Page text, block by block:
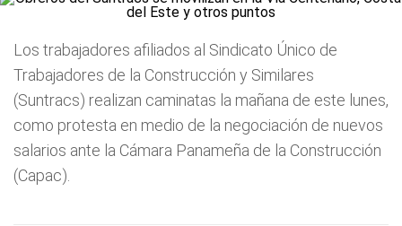
Los trabajadores afiliados al Sindicato Único de
Trabajadores de la Construcción y Similares
(Suntracs) realizan caminatas la mañana de este lunes,
como protesta en medio de la negociación de nuevos
salarios ante la Cámara Panameña de la Construcción
(Capac).